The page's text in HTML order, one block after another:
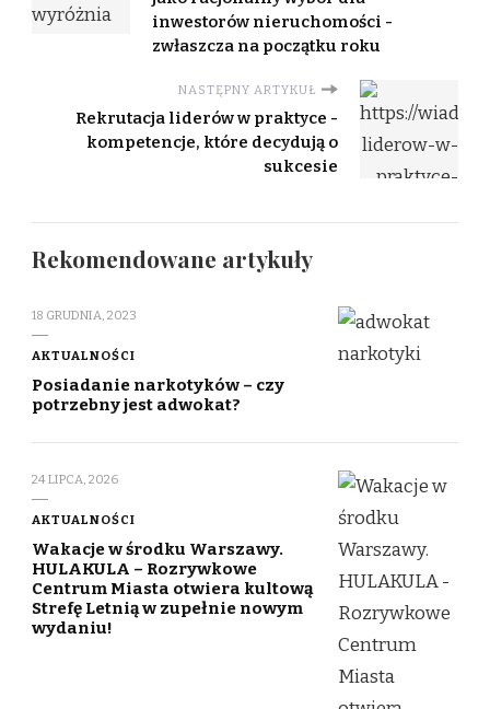
inwestorów nieruchomości -
zwłaszcza na początku roku
NASTĘPNY ARTYKUŁ
Rekrutacja liderów w praktyce -
kompetencje, które decydują o
sukcesie
Rekomendowane artykuły
18 GRUDNIA, 2023
AKTUALNOŚCI
Posiadanie narkotyków – czy
potrzebny jest adwokat?
24 LIPCA, 2026
AKTUALNOŚCI
Wakacje w środku Warszawy.
HULAKULA – Rozrywkowe
Centrum Miasta otwiera kultową
Strefę Letnią w zupełnie nowym
wydaniu!